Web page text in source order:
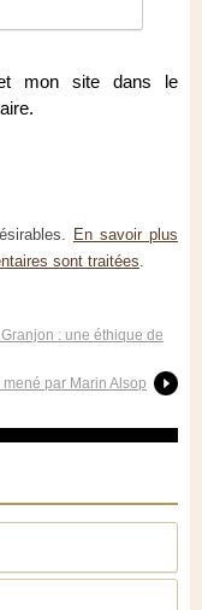
mon site dans le
En savoir plus
sont traitées.
: une éthique de
par Marin Alsop